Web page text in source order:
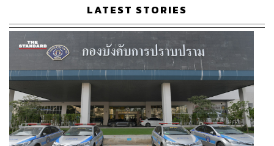
LATEST STORIES